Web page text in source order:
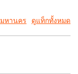
หานคร ดูแท็กทั้งหมด